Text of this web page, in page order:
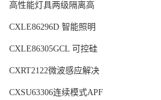
高性能灯具两级隔离高
CXLE86296D 智能照明
CXLE86305GCL 可控硅
CXRT2122微波感应解决
CXSU63306连续模式APF